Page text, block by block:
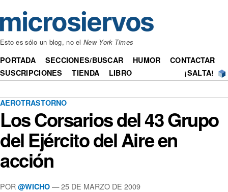
Esto es sólo un blog, no elNew York Times
PORTADA SECCIONES/BUSCAR HUMOR
CONTACTAR
SUSCRIPCIONES
TIENDA LIBRO ¡SALTA!
AEROTRASTORNO
Los Corsarios del 43 Grupo
del Ejército del Aire en
acción
POR @WICHO — 25 DE MARZO DE 2009